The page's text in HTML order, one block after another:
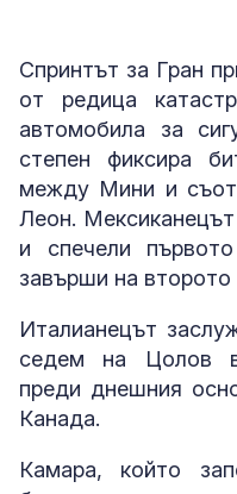
Спринтът за Гран
от редица
автомобила за
степен фиксира
между Мини и
Леон.
и спечели
завърши на второто
Италианецът
седем на Цолов в
преди днешния
Канада.
Камара, който